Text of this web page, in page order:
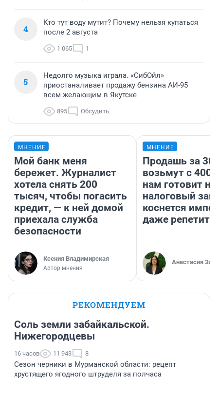
4
Кто тут воду мутит? Почему нельзя купаться
после 2 августа
1 065 1
5
Недолго музыка играла. «СибОйл»
приостаналивает продажу бензина АИ-95
всем желающим в Якутске
895 Обсудить
МНЕНИЕ
Мой банк меня
бережет. Журналист
хотела снять 200
тысяч, чтобы погасить
кредит, — к ней домой
приехала служба
безопасности
Ксения Владимирская
Автор мнения
МНЕНИЕ
Продашь за
возьмут с
нам готовит
налоговый
коснется
даже
Анастасия
РЕКОМЕНДУЕМ
Соль земли забайкальской.
Нижегородцевы
16 часов 11 943 8
Сезон черники в Мурманской области: рецепт
хрустящего ягодного штруделя за полчаса